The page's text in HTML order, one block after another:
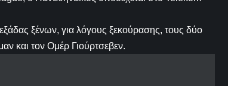
ξένων, για λόγους ξεκούρασης, τους δύο
και τον Ομέρ Γιούρτσεβεν.